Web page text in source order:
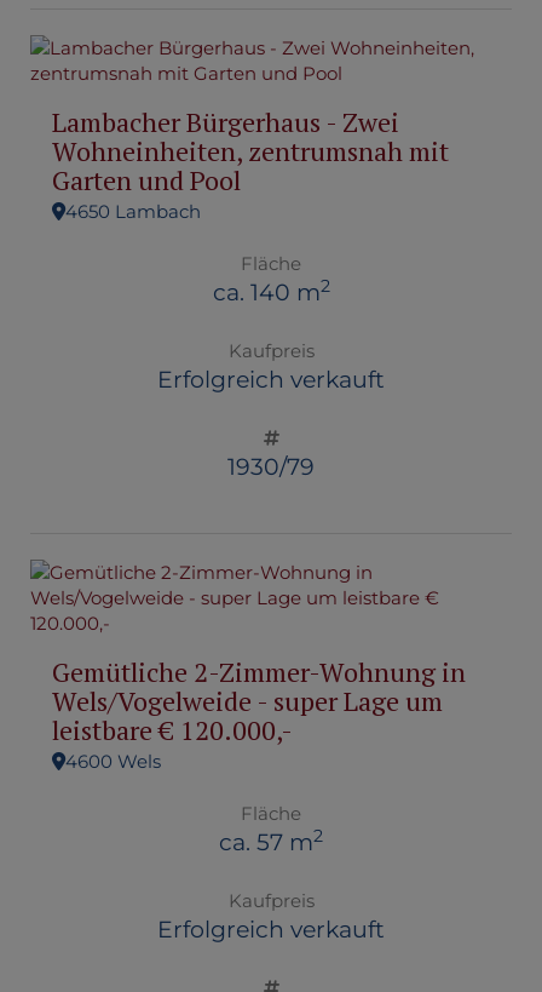
Lambacher Bürgerhaus - Zwei
Wohneinheiten, zentrumsnah mit
Garten und Pool
4650 Lambach
Fläche
ca. 140 m2
Kaufpreis
Erfolgreich verkauft
1930/79
Gemütliche 2-Zimmer-Wohnung in
Wels/Vogelweide - super Lage um
leistbare € 120.000,-
4600 Wels
Fläche
ca. 57 m2
Kaufpreis
Erfolgreich verkauft